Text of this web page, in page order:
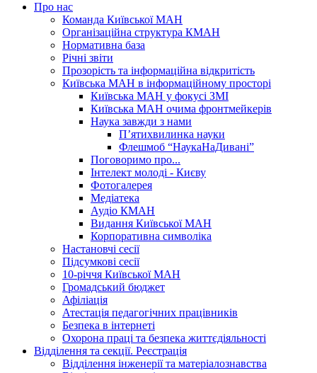
Про нас
Команда Київської МАН
Організаційна структура КМАН
Нормативна база
Річні звіти
Прозорість та інформаційна відкритість
Київська МАН в інформаційному просторі
Київська МАН у фокусі ЗМІ
Київська МАН очима фронтмейкерів
Наука завжди з нами
П’ятихвилинка науки
Флешмоб “НаукаНаДивані”
Поговоримо про...
Інтелект молоді - Києву
Фотогалерея
Медіатека
Аудіо КМАН
Видання Київської МАН
Корпоративна символіка
Настановчі сесії
Підсумкові сесії
10-річчя Київської МАН
Громадський бюджет
Афіліація
Атестація педагогічних працівників
Безпека в інтернеті
Охорона праці та безпека життєдіяльності
Відділення та секції. Реєстрація
Відділення інженерії та матеріалознавства